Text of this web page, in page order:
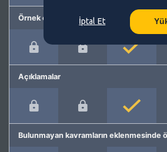
Örnek cümleler
Açıklamalar
Bulunmayan kavramların eklenmesinde
İptal Et